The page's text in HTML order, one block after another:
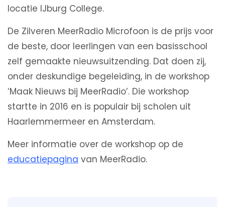
locatie IJburg College.
De Zilveren MeerRadio Microfoon is de prijs voor
de beste, door leerlingen van een basisschool
zelf gemaakte nieuwsuitzending. Dat doen zij,
onder deskundige begeleiding, in de workshop
‘Maak Nieuws bij MeerRadio’. Die workshop
startte in 2016 en is populair bij scholen uit
Haarlemmermeer en Amsterdam.
Meer informatie over de workshop op de
educatiepagina van MeerRadio.